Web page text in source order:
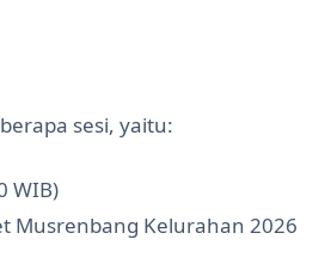
sesi, yaitu:
WIB)
Musrenbang Kelurahan 2026